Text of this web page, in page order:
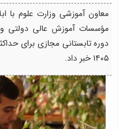
معاون آموزشی وزارت علوم با
مؤسسات آموزش عالی دولتی و
دوره تابستانی مجازی برای
۱۴۰۵ خبر داد.